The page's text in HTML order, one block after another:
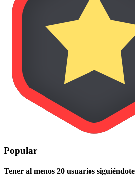
Popular
Tener al menos 20 usuarios siguiéndote